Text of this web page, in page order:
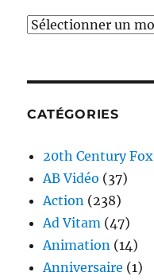
Archives
CATÉGORIES
20th Century Fox
AB Vidéo (37)
Action (238)
Ad Vitam (47)
Animation (14)
Anniversaire (1)